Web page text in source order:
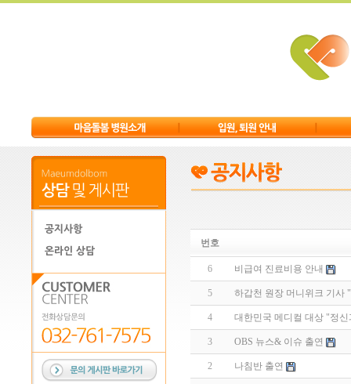
번호
6 비급여 진료비용 안내
5 하갑천 원장 머니위크 기사
4 대한민국 메디컬 대상 "정
3 OBS 뉴스& 이슈 출연
2 나침반 출연